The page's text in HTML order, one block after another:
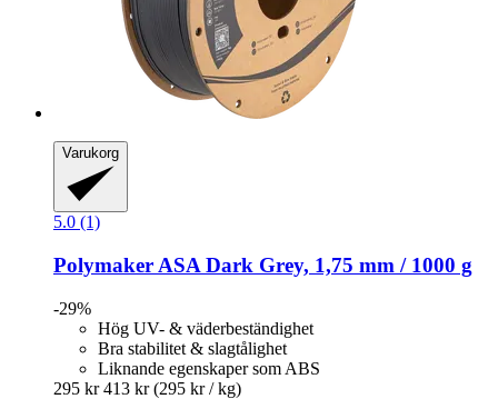
Varukorg
5.0 (1)
Polymaker ASA Dark Grey, 1,75 mm / 1000 g
-29%
Hög UV- & väderbeständighet
Bra stabilitet & slagtålighet
Liknande egenskaper som ABS
295 kr 413 kr (295 kr / kg)